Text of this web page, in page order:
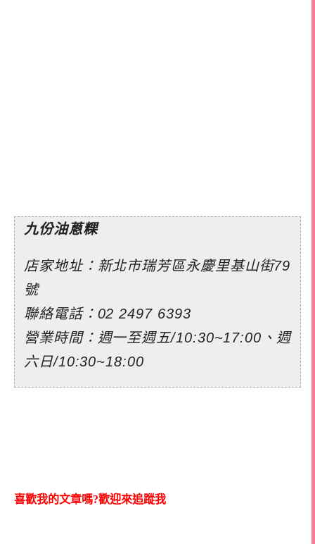
九份油蔥粿
店家地址：新北市瑞芳區永慶里基山街79
號
聯絡電話：02 2497 6393
營業時間：週一至週五/10:30~17:00、週
六日/10:30~18:00
喜歡我的文章嗎?歡迎來追蹤我